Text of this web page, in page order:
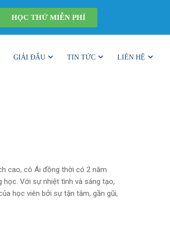
HỌC THỬ MIỄN PHÍ
GIẢI ĐẤU TIN TỨC LIÊN HỆ
cao, cô Ái đồng thời có 2 năm
Với sự nhiệt tình và sáng tạo,
học viên bởi sự tận tâm, gần gũi,